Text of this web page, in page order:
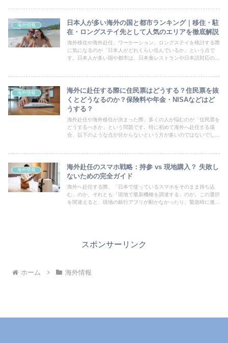
海外情報
日本人が多い海外の国と都市ランキング｜移住・駐
在・ロングステイ先として人気のエリアを徹底解説
海外移住や海外赴任、ワーケーション、ロングステイを検討する際
に気になるのが「日本人がどれくらい住んでいるか」という点で
す。日本人が多い国や都市は、日本食レストランや日本語対応の病
海外情報
海外に赴任する際に住民票はどうする？住民票を抜
くとどうなるのか？保険料や年金・NISAなどはど
うする？
海外赴任や海外移住が決まった際、多くの人が悩むのが「住民票を
どうするべきか」という問題です。特に初めて海外へ赴任する場
合、以下のような点が分からないという方が多いのではないでしょ
海外情報
海外赴任のスマホ戦略：持参 vs 現地購入？ 失敗し
ないための完全ガイド
海外へ赴任する際、「日本で使っているスマホをそのまま持ち込
む」のか、それとも「現地で最新機種を調達する」のか。この選択
を間違えると、現地の銀行アプリが動かなかったり、緊急時に連絡
スポンサーリンク
ホーム 海外情報